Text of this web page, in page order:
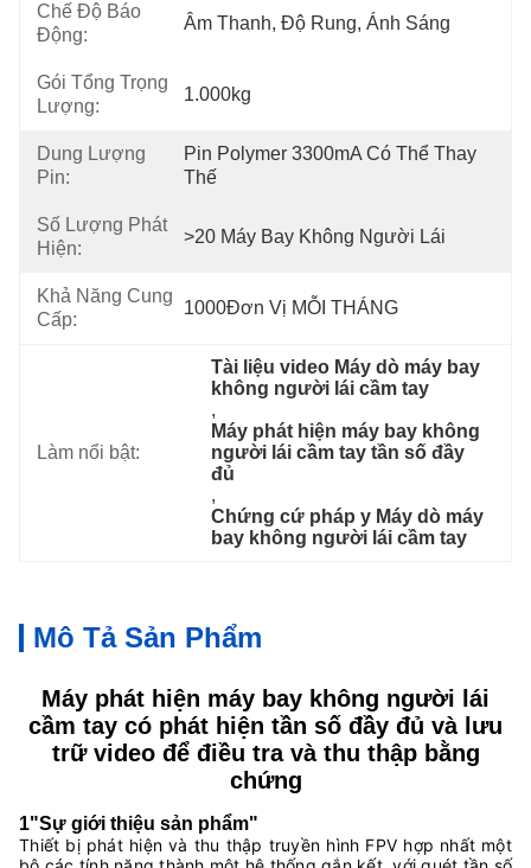
Chế Độ Báo
Động:
Âm Thanh, Độ Rung, Ánh Sáng
Gói Tổng Trọng
Lượng:
1.000kg
Dung Lượng
Pin:
Pin Polymer 3300mA Có Thể Thay
Thế
Số Lượng Phát
Hiện:
>20 Máy Bay Không Người Lái
Khả Năng Cung
Cấp:
1000Đơn Vị MỖI THÁNG
Làm nổi bật:
Tài liệu video Máy dò máy bay
không người lái cầm tay
,
Máy phát hiện máy bay không
người lái cầm tay tần số đầy
đủ
,
Chứng cứ pháp y Máy dò máy
bay không người lái cầm tay
Mô Tả Sản Phẩm
Máy phát hiện máy bay không người lái
cầm tay có phát hiện tần số đầy đủ và lưu
trữ video để điều tra và thu thập bằng
chứng
1"Sự giới thiệu sản phẩm"
Thiết bị phát hiện và thu thập truyền hình FPV hợp nhất một